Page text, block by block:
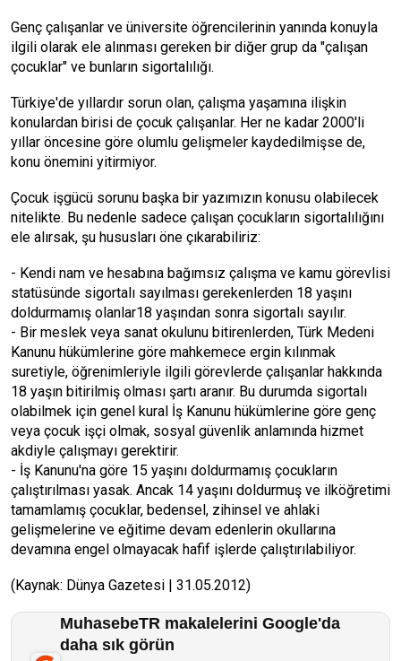
Genç çalışanlar ve üniversite öğrencilerinin yanında konuyla
ilgili olarak ele alınması gereken bir diğer grup da "çalışan
çocuklar" ve bunların sigortalılığı.
Türkiye'de yıllardır sorun olan, çalışma yaşamına ilişkin
konulardan birisi de çocuk çalışanlar. Her ne kadar 2000'li
yıllar öncesine göre olumlu gelişmeler kaydedilmişse de,
konu önemini yitirmiyor.
Çocuk işgücü sorunu başka bir yazımızın konusu olabilecek
nitelikte. Bu nedenle sadece çalışan çocukların sigortalılığını
ele alırsak, şu hususları öne çıkarabiliriz:
- Kendi nam ve hesabına bağımsız çalışma ve kamu görevlisi
statüsünde sigortalı sayılması gerekenlerden 18 yaşını
doldurmamış olanlar18 yaşından sonra sigortalı sayılır.
- Bir meslek veya sanat okulunu bitirenlerden, Türk Medeni
Kanunu hükümlerine göre mahkemece ergin kılınmak
suretiyle, öğrenimleriyle ilgili görevlerde çalışanlar hakkında
18 yaşın bitirilmiş olması şartı aranır. Bu durumda sigortalı
olabilmek için genel kural İş Kanunu hükümlerine göre genç
veya çocuk işçi olmak, sosyal güvenlik anlamında hizmet
akdiyle çalışmayı gerektirir.
- İş Kanunu'na göre 15 yaşını doldurmamış çocukların
çalıştırılması yasak. Ancak 14 yaşını doldurmuş ve ilköğretimi
tamamlamış çocuklar, bedensel, zihinsel ve ahlaki
gelişmelerine ve eğitime devam edenlerin okullarına
devamına engel olmayacak hafif işlerde çalıştırılabiliyor.
(Kaynak: Dünya Gazetesi | 31.05.2012)
MuhasebeTR makalelerini Google'da
daha sık görün